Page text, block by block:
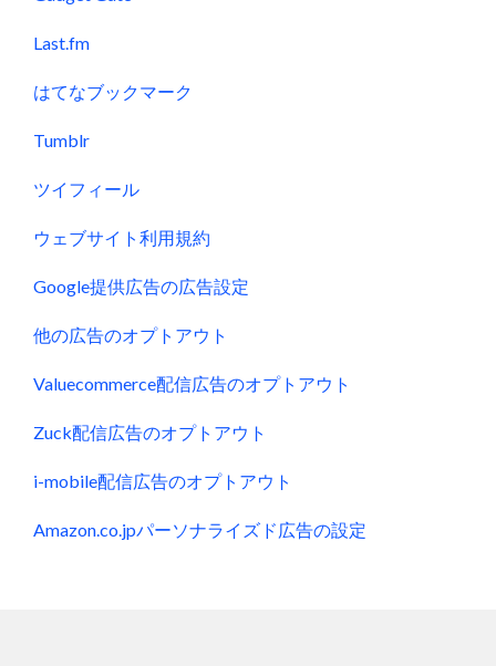
Last.fm
はてなブックマーク
Tumblr
ツイフィール
ウェブサイト利用規約
Google提供広告の広告設定
他の広告のオプトアウト
Valuecommerce配信広告のオプトアウト
Zuck配信広告のオプトアウト
i-mobile配信広告のオプトアウト
Amazon.co.jpパーソナライズド広告の設定